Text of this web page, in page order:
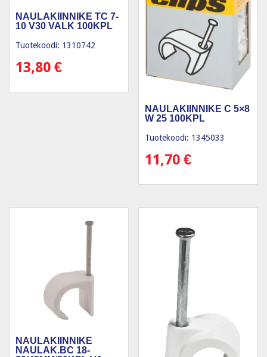
NAULAKIINNIKE TC 7-
10 V30 VALK 100KPL
Tuotekoodi: 1310742
13,80 €
NAULAKIINNIKE C 5×8
W 25 100KPL
Tuotekoodi: 1345033
11,70€
NAULAKIINNIKE
NAULAK.BC 18-